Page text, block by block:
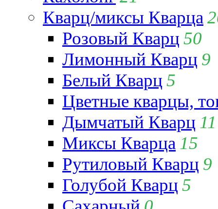
Кварц/миксы Кварца
Розовый Кварц 50
Лимонный Кварц 9
Белый Кварц 5
Цветные кварцы,
Дымчатый Кварц 11
Миксы Кварца 15
Рутиловый Кварц 9
Голубой Кварц 5